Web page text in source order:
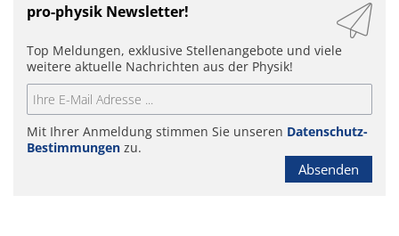
pro-physik Newsletter!
Top Meldungen, exklusive Stellenangebote und viele
weitere aktuelle Nachrichten aus der Physik!
Mit Ihrer Anmeldung stimmen Sie unseren Datenschutz-
Bestimmungen zu.
Absenden